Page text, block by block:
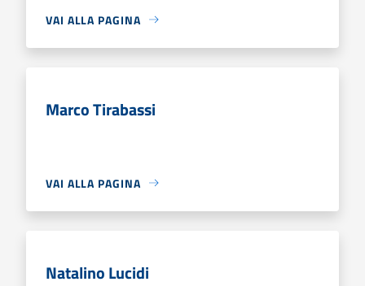
VAI ALLA PAGINA
Marco Tirabassi
VAI ALLA PAGINA
Natalino Lucidi